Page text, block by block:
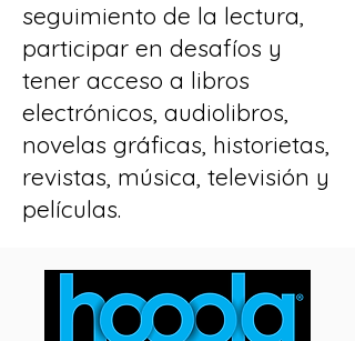
seguimiento de la lectura,
participar en desafíos y
tener acceso a libros
electrónicos, audiolibros,
novelas gráficas, historietas,
revistas, música, televisión y
películas.